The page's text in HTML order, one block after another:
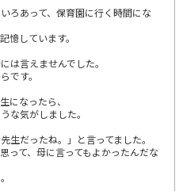
ろあって、保育園に行く時間にな
憶しています。
は言えませんでした。
です。
になったら、
な気がしました。
生だったね。」と言ってました。
って、母に言ってもよかったんだな